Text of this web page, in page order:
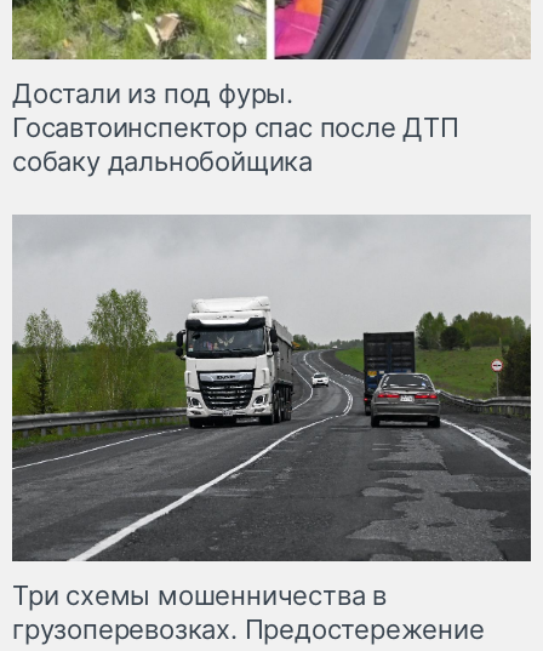
Достали из под фуры.
Госавтоинспектор спас после ДТП
собаку дальнобойщика
Три схемы мошенничества в
грузоперевозках. Предостережение